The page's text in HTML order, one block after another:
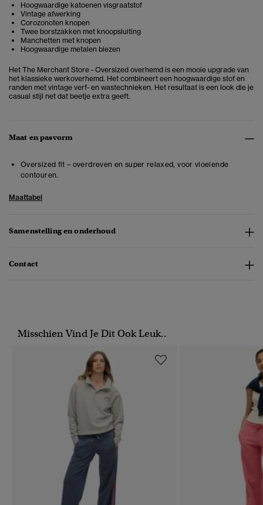
Hoogwaardige katoenen visgraatstof
Vintage afwerking
Corozonoten knopen
Twee borstzakken met knoopsluiting
Manchetten met knopen
Hoogwaardige metalen biezen
Het The Merchant Store - Oversized overhemd is een mooie upgrade van
het klassieke werkoverhemd. Het combineert een hoogwaardige stof en
randen met vintage verf- en wastechnieken. Het resultaat is een look die je
casual stijl net dat beetje extra geeft.
Maat en pasvorm
Oversized fit – overdreven en super relaxed, voor vloeiende
contouren.
Maattabel
Samenstelling en onderhoud
Contact
Misschien Vind Je Dit Ook Leuk..